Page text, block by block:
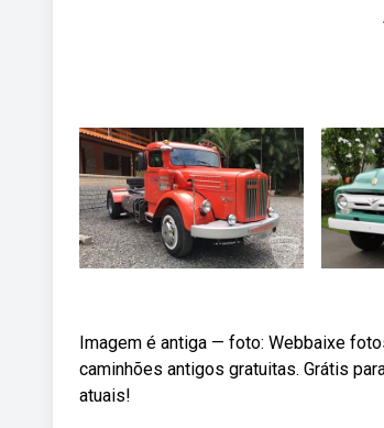
Imagem é antiga — foto: Webbaixe
caminhões antigos gratuitas. Grátis
atuais!